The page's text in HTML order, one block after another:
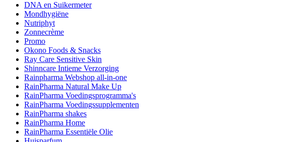
DNA en Suikermeter
Mondhygiëne
Nutriphyt
Zonnecrème
Promo
Okono Foods & Snacks
Ray Care Sensitive Skin
Shinncare Intieme Verzorging
Rainpharma Webshop all-in-one
RainPharma Natural Make Up
RainPharma Voedingsprogramma's
RainPharma Voedingssupplementen
RainPharma shakes
RainPharma Home
RainPharma Essentiële Olie